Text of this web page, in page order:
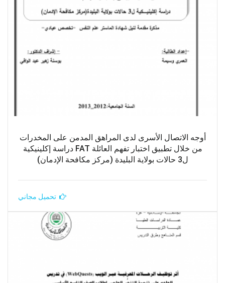
أوجه الاتصال الأسرى لدى المراهق المدمن على المخدرات
من خلال تطبيق اختبار تفهم العائلة FAT دراسة إكلينيكية
ل3 حالات بولاية البليدة (مركز مكافحة الإدمان)
تحميل مجاني